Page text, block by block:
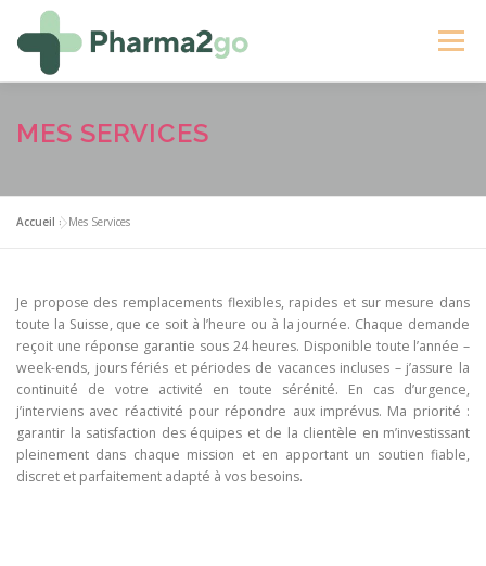
contenu
Menu
ACCUEIL À PROPOS
MES SERVICES
Accueil »Mes Services
Je propose des remplacements flexibles, rapides et sur mesure dans
toute la Suisse, que ce soit à l’heure ou à la journée. Chaque demande
reçoit une réponse garantie sous 24 heures. Disponible toute l’année –
week-ends, jours fériés et périodes de vacances incluses – j’assure la
continuité de votre activité en toute sérénité. En cas d’urgence,
j’interviens avec réactivité pour répondre aux imprévus. Ma priorité :
garantir la satisfaction des équipes et de la clientèle en m’investissant
pleinement dans chaque mission et en apportant un soutien fiable,
discret et parfaitement adapté à vos besoins.